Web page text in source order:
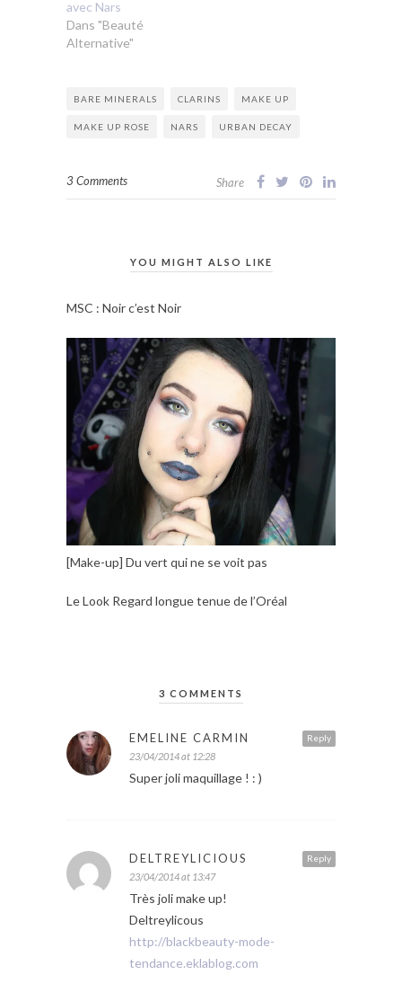
avec Nars
Dans "Beauté
Alternative"
BARE MINERALS CLARINS MAKE UP
MAKE UP ROSE NARS URBAN DECAY
3 Comments Share
YOU MIGHT ALSO LIKE
MSC : Noir c’est Noir
[Make-up] Du vert qui ne se voit pas
Le Look Regard longue tenue de l’Oréal
3 COMMENTS
Reply
EMELINE CARMIN
23/04/2014 at 12:28
Super joli maquillage ! : )
Reply
DELTREYLICIOUS
23/04/2014 at 13:47
Très joli make up!
Deltreylicous
http://blackbeauty-mode-
tendance.eklablog.com